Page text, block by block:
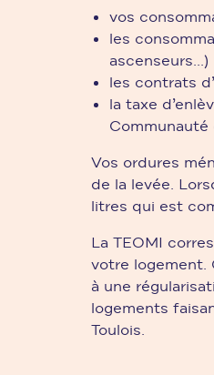
vos
les
ascenseurs...)
les contrats
la taxe
Communauté
Vos ordures
de la levée.
litres qui est
La TEOMI
votre logement.
à une
logements
Toulois.